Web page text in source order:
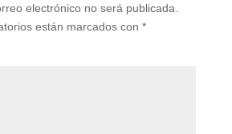
electrónico no será publicada.
están marcados con *